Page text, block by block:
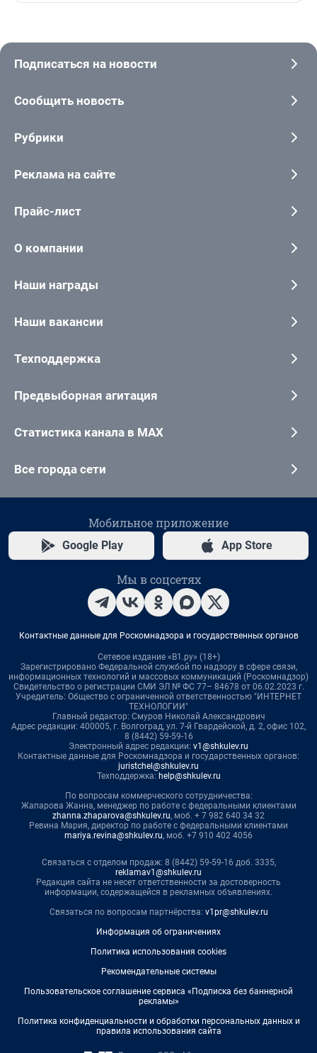
Подписаться на новости
Сообщить новость
Рубрики
Реклама на сайте
Прайс-лист
О компании
Наши награды
Наши вакансии
Техподдержка
Предвыборная агитация
Статистика канала в MAX
Все города сети
Мобильное приложение
Google Play App Store
Мы в соцсетях
Контактные данные для Роскомнадзора и государственных органов
Сетевое издание «В1.ру» (18+)
Зарегистрировано Федеральной службой по надзору в сфере связи,
информационных технологий и массовых коммуникаций (Роскомнадзор)
Свидетельство о регистрации СМИ ЭЛ № ФС 77– 84678 от 06.02.2023 г.
Учредитель: Общество с ограниченной ответственностью "ИНТЕРНЕТ
ТЕХНОЛОГИИ"
Главный редактор: Смуров Николай Александрович
Адрес редакции: 400005, г. Волгоград, ул. 7-й Гвардейской, д. 2, офис 102,
8 (8442) 59-59-16
Электронный адрес редакции: v1@shkulev.ru
Контактные данные для Роскомнадзора и государственных органов:
juristchel@shkulev.ru
Техподдержка: help@shkulev.ru
По вопросам коммерческого сотрудничества:
Жапарова Жанна, менеджер по работе с федеральными клиентами
zhanna.zhaparova@shkulev.ru, моб. + 7 982 640 34 32
Ревина Мария, директор по работе с федеральными клиентами
mariya.revina@shkulev.ru, моб. +7 910 402 4056
Связаться с отделом продаж: 8 (8442) 59-59-16 доб. 3335,
reklamav1@shkulev.ru
Редакция сайта не несет ответственности за достоверность
информации, содержащейся в рекламных объявлениях.
Связаться по вопросам партнёрства: v1pr@shkulev.ru
Информация об ограничениях
Политика использования cookies
Рекомендательные системы
Пользовательское соглашение сервиса «Подписка без баннерной
рекламы»
Политика конфиденциальности и обработки персональных данных и
правила использования сайта